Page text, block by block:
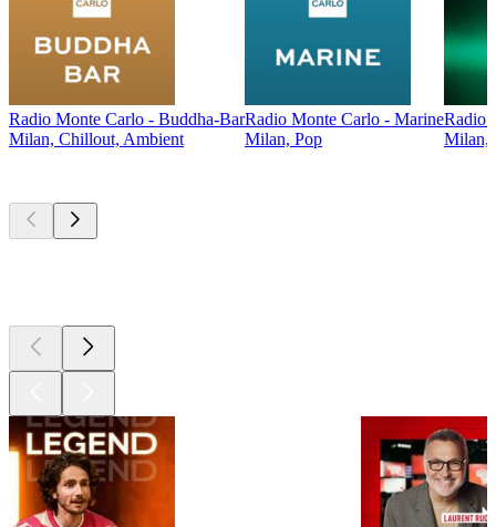
Radio Monte Carlo - Buddha-Bar
Milan, Chillout, Ambient
Radio Monte Carlo - Marine
Milan, Pop
Radio
Milan,